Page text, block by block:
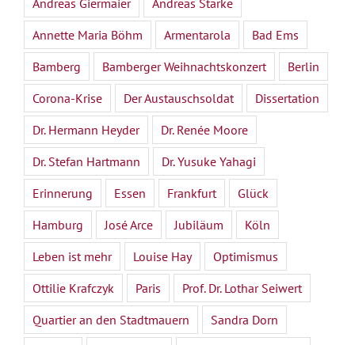
Andreas Giermaier
Andreas Starke
Annette Maria Böhm
Armentarola
Bad Ems
Bamberg
Bamberger Weihnachtskonzert
Berlin
Corona-Krise
Der Austauschsoldat
Dissertation
Dr. Hermann Heyder
Dr. Renée Moore
Dr. Stefan Hartmann
Dr. Yusuke Yahagi
Erinnerung
Essen Frankfurt
Glück
Hamburg
José Arce Jubiläum
Köln
Leben ist mehr
Louise Hay
Optimismus
Ottilie Krafczyk
Paris
Prof. Dr. Lothar Seiwert
Quartier an den Stadtmauern
Sandra Dorn